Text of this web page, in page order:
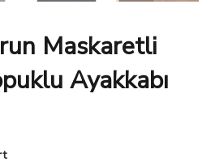
Maskaretli
Ayakkabı